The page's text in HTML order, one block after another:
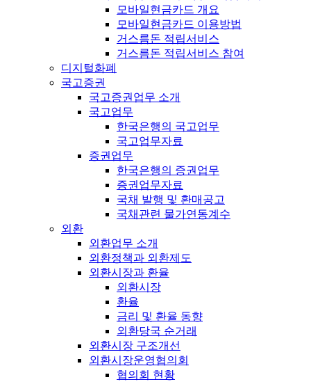
모바일현금카드 개요
모바일현금카드 이용방법
거스름돈 적립서비스
거스름돈 적립서비스 참여
디지털화폐
국고증권
국고증권업무 소개
국고업무
한국은행의 국고업무
국고업무자료
증권업무
한국은행의 증권업무
증권업무자료
국채 발행 및 환매공고
국채관련 물가연동계수
외환
외환업무 소개
외환정책과 외환제도
외환시장과 환율
외환시장
환율
금리 및 환율 동향
외환당국 순거래
외환시장 구조개선
외환시장운영협의회
협의회 현황